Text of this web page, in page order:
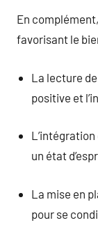
En
favorisant le
La lecture
positive et
un état
La mise en
pour se